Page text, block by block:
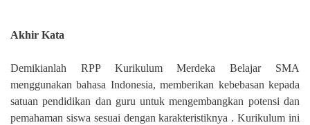
Akhir Kata
Demikianlah RPP Kurikulum Merdeka Belajar SMA
menggunakan bahasa Indonesia, memberikan kebebasan kepada
satuan pendidikan dan guru untuk mengembangkan potensi dan
pemahaman siswa sesuai dengan karakteristiknya . Kurikulum ini